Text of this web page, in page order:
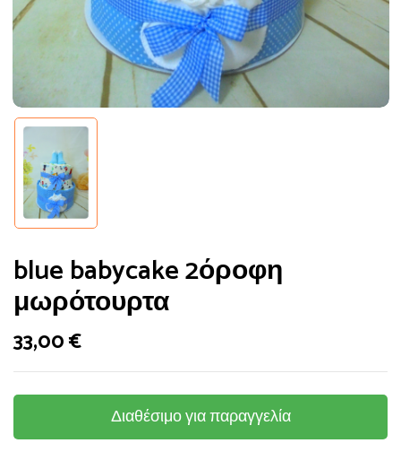
blue babycake 2όροφη
μωρότουρτα
33,00€
Διαθέσιμο για παραγγελία